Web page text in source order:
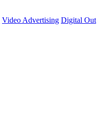
Video Advertising Digital Out